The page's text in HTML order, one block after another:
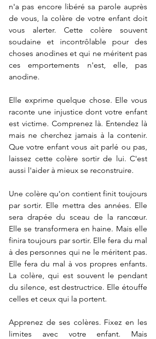
n'a pas encore libéré sa parole auprès
de vous, la colère de votre enfant doit
vous alerter. Cette colère souvent
soudaine et incontrôlable pour des
choses anodines et qui ne méritent pas
ces emportements n'est, elle, pas
anodine.
Elle exprime quelque chose. Elle vous
raconte une injustice dont votre enfant
est victime. Comprenez là. Entendez là
mais ne cherchez jamais à la contenir.
Que votre enfant vous ait parlé ou pas,
laissez cette colère sortir de lui. C'est
aussi l'aider à mieux se reconstruire.
Une colère qu'on contient finit toujours
par sortir. Elle mettra des années. Elle
sera drapée du sceau de la rancœur.
Elle se transformera en haine. Mais elle
finira toujours par sortir. Elle fera du mal
à des personnes qui ne le méritent pas.
Elle fera du mal à vos propres enfants.
La colère, qui est souvent le pendant
du silence, est destructrice. Elle étouffe
celles et ceux qui la portent.
Apprenez de ses colères. Fixez en les
limites avec votre enfant. Mais